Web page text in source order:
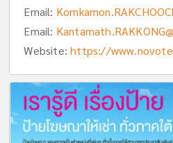
Email:
Email:
Website:https://